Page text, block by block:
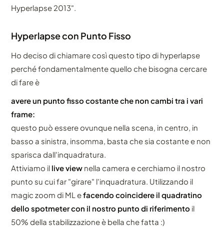
Hyperlapse 2013".
Hyperlapse con Punto Fisso
Ho deciso di chiamare così questo tipo di hyperlapse
perché fondamentalmente quello che bisogna cercare
di fare è
avere un punto fisso costante che non cambi tra i vari
frame:
questo può essere ovunque nella scena, in centro, in
basso a sinistra, insomma, basta che sia costante e non
sparisca dall'inquadratura.
Attiviamo il live view nella camera e cerchiamo il nostro
punto su cui far "girare" l'inquadratura. Utilizzando il
magic zoom di ML efacendo coincidere il quadratino
dello spotmeter con il nostro punto di riferimento il
50% della stabilizzazione è bella che fatta :)